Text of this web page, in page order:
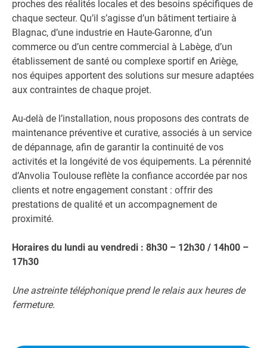
proches des réalités locales et des besoins spécifiques de
chaque secteur. Qu’il s’agisse d’un bâtiment tertiaire à
Blagnac, d’une industrie en Haute-Garonne, d’un
commerce ou d’un centre commercial à Labège, d’un
établissement de santé ou complexe sportif en Ariège,
nos équipes apportent des solutions sur mesure adaptées
aux contraintes de chaque projet.
Au-delà de l’installation, nous proposons des contrats de
maintenance préventive et curative, associés à un service
de dépannage, afin de garantir la continuité de vos
activités et la longévité de vos équipements. La pérennité
d’Anvolia Toulouse reflète la confiance accordée par nos
clients et notre engagement constant : offrir des
prestations de qualité et un accompagnement de
proximité.
Horaires du lundi au vendredi : 8h30 – 12h30 / 14h00 –
17h30
Une astreinte téléphonique prend le relais aux heures de
fermeture.